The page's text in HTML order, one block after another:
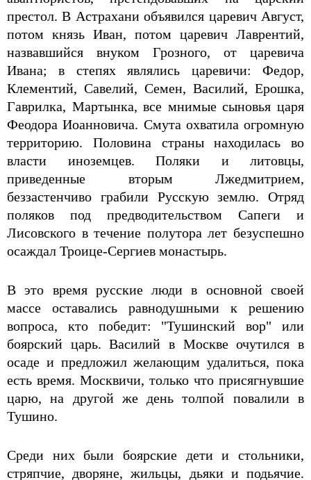
престол. В Астрахани объявился царевич Август,
потом князь Иван, потом царевич Лаврентий,
назвавшийся внуком Грозного, от царевича
Ивана; в степях являлись царевичи: Федор,
Клементий, Савелий, Семен, Василий, Ерошка,
Гаврилка, Мартынка, все мнимые сыновья царя
Феодора Иоанновича. Смута охватила огромную
территорию. Половина страны находилась во
власти иноземцев. Поляки и литовцы,
приведенные вторым Лжедмитрием,
беззастенчиво грабили Русскую землю. Отряд
поляков под предводительством Сапеги и
Лисовского в течение полутора лет безуспешно
осаждал Троице-Сергиев монастырь.
В это время русские люди в основной своей
массе оставались равнодушными к решению
вопроса, кто победит: "Тушинский вор" или
боярский царь. Василий в Москве очутился в
осаде и предложил желающим удалиться, пока
есть время. Москвичи, только что присягнувшие
царю, на другой же день толпой повалили в
Тушино.
Среди них были боярские дети и стольники,
стряпчие, дворяне, жильцы, дьяки и подьячие.